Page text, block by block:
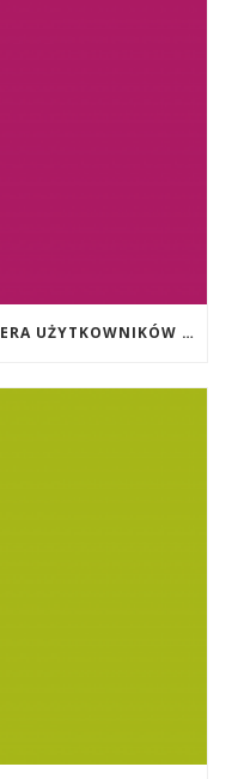
JAK APLIKACJA MOSTBET WSPIERA UŻYTKOWNIKÓW ANDROIDA?